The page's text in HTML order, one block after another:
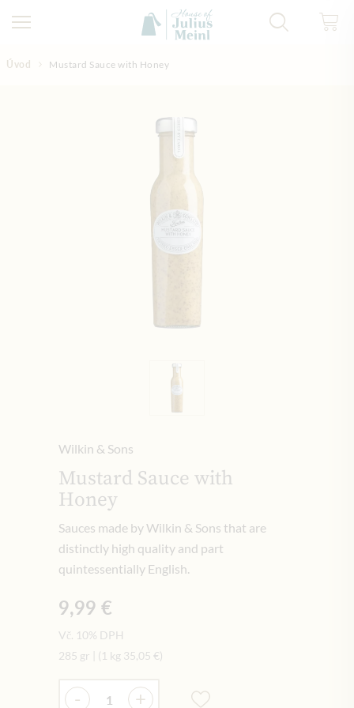
Úvod Mustard Sauce with Honey
Wilkin & Sons
Mustard Sauce with
Honey
Sauces made by Wilkin & Sons that are
distinctly high quality and part
quintessentially English.
9,99 €
Vč. 10% DPH
285 gr
(1 kg 35,05 €)
Množství
- +